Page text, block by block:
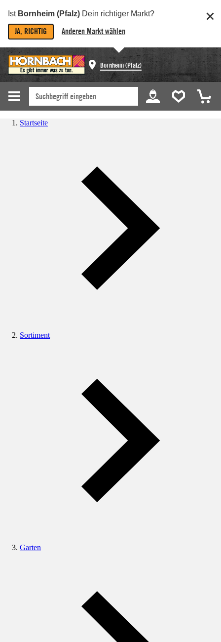
Ist Bornheim (Pfalz) Dein richtiger Markt?
JA, RICHTIG Anderen Markt wählen
Bornheim (Pfalz)
Startseite
Sortiment
Garten